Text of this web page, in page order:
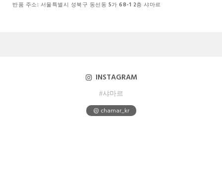
반품 주소: 서울특별시 성북구 동선동 5가 68-1 2층 샤마르
INSTAGRAM
#샤마르
@ chamar_kr